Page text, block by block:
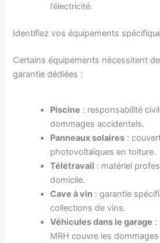
l’électricité.
Identifiez vos équipements
Certains équipements nécessitent
garantie dédiées :
Piscine : responsabilité
dommages accidentels.
Panneaux solaires :
photovoltaïques en toiture.
Télétravail : matériel
domicile.
Cave à vin : garantie
collections de vins.
Véhicules dans le garage :
MRH couvre les